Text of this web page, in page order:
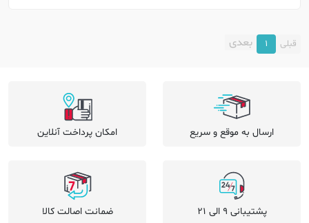
قبلی 1 بعدی
ارسال به موقع و سریع امکان پرداخت آنلاین
پشتیبانی 9 الی 21 ضمانت اصالت کالا